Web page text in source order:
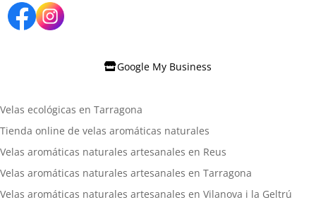
Google My Business
Velas ecológicas en Tarragona
Tienda online de velas aromáticas naturales
Velas aromáticas naturales artesanales en Reus
Velas aromáticas naturales artesanales en Tarragona
Velas aromáticas naturales artesanales en Vilanova i la Geltrú